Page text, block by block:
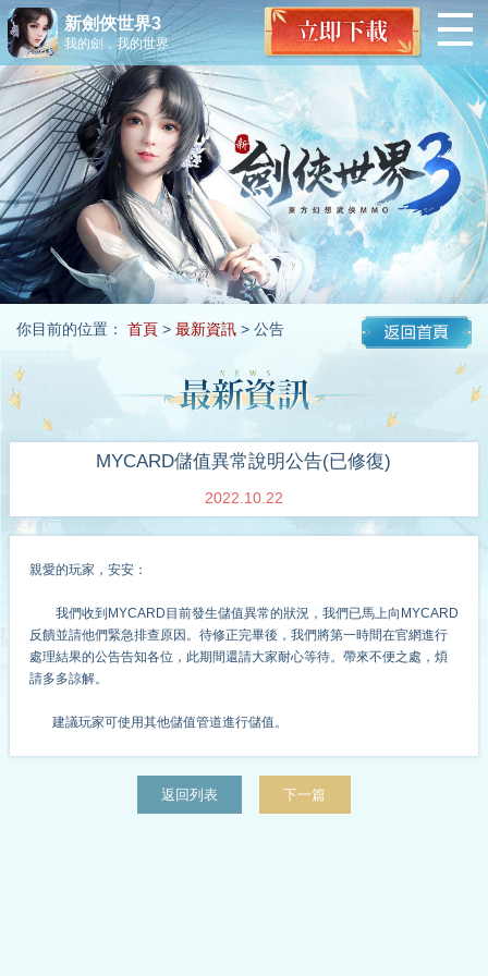
新劍俠世界3
我的劍，我的世界
你目前的位置： 首頁> 最新資訊> 公告
MYCARD儲值異常說明公告(已修復)
2022.10.22
親愛的玩家，安安：
我們收到MYCARD目前發生儲值異常的狀況，我們已馬上向MYCARD
反饋並請他們緊急排查原因。待修正完畢後，我們將第一時間在官網進行
處理結果的公告告知各位，此期間還請大家耐心等待。帶來不便之處，煩
請多多諒解。
建議玩家可使用其他儲值管道進行儲值。
返回列表 下一篇